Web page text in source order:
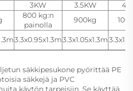
3KW 3.5KW
800 kg:n
painolla
900kg
3.3x0.95x1.3m3.3x1.05x1.3m
säkkipesukone pyörittää PE
säkkejä ja PVC
käytön tarpeisiin. Se käyttää